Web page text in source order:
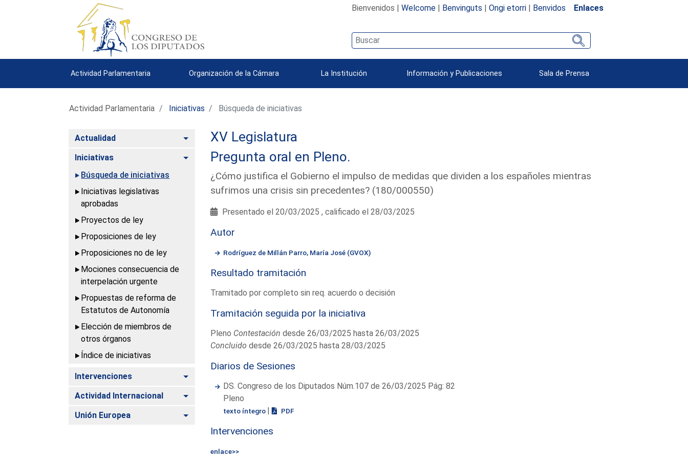
Bienvenidos | Welcome| Benvinguts | Ongi etorri| Benvidos Enlaces
Actividad Parlamentaria Organización de la Cámara La Institución Información y Publicaciones Sala de Prensa
Actividad Parlamentaria Iniciativas Búsqueda de iniciativas
Actualidad Alternar
Iniciativas
Alternar
Búsqueda de iniciativas
Iniciativas legislativas
aprobadas
Proyectos de ley
Proposiciones de ley
Proposiciones no de ley
Mociones consecuencia de
interpelación urgente
Propuestas de reforma de
Estatutos de Autonomía
Elección de miembros de
otros órganos
Índice de iniciativas
Intervenciones Alternar
Actividad Internacional Alternar
Unión Europea Alternar
XV Legislatura
Pregunta oral en Pleno.
¿Cómo justifica el Gobierno el impulso de medidas que dividen a los españoles mientras
sufrimos una crisis sin precedentes? (180/000550)
Presentado el 20/03/2025 , calificado el 28/03/2025
Autor
Rodríguez de Millán Parro, María José (GVOX)
Resultado tramitación
Tramitado por completo sin req. acuerdo o decisión
Tramitación seguida por la iniciativa
Pleno Contestación desde 26/03/2025 hasta 26/03/2025
Concluido desde 26/03/2025 hasta 28/03/2025
Diarios de Sesiones
DS. Congreso de los Diputados Núm.107 de 26/03/2025 Pág: 82
Pleno
texto íntegro | PDF
Intervenciones
enlace>>